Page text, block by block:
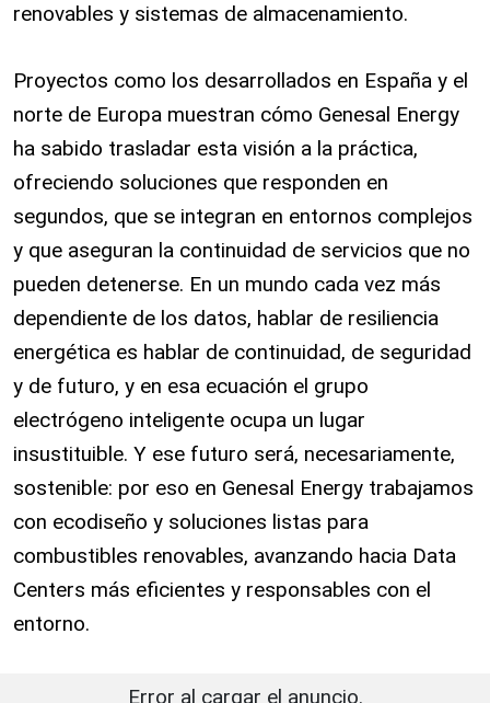
renovables y sistemas de almacenamiento.
Proyectos como los desarrollados en España y el
norte de Europa muestran cómo Genesal Energy
ha sabido trasladar esta visión a la práctica,
ofreciendo soluciones que responden en
segundos, que se integran en entornos complejos
y que aseguran la continuidad de servicios que no
pueden detenerse. En un mundo cada vez más
dependiente de los datos, hablar de resiliencia
energética es hablar de continuidad, de seguridad
y de futuro, y en esa ecuación el grupo
electrógeno inteligente ocupa un lugar
insustituible. Y ese futuro será, necesariamente,
sostenible: por eso en Genesal Energy trabajamos
con ecodiseño y soluciones listas para
combustibles renovables, avanzando hacia Data
Centers más eficientes y responsables con el
entorno.
Error al cargar el anuncio.